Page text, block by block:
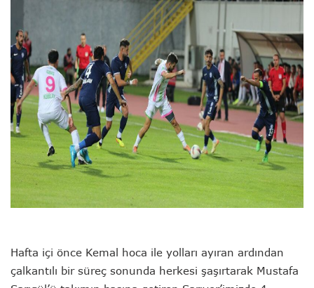
Hafta içi önce Kemal hoca ile yolları ayıran ardından
çalkantılı bir süreç sonunda herkesi şaşırtarak Mustafa